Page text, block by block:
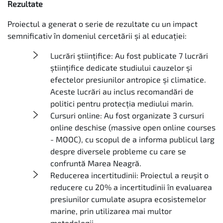
Rezultate
Proiectul a generat o serie de rezultate cu un impact
semnificativ în domeniul cercetării și al educației:
Lucrări științifice: Au fost publicate 7 lucrări
științifice dedicate studiului cauzelor și
efectelor presiunilor antropice și climatice.
Aceste lucrări au inclus recomandări de
politici pentru protecția mediului marin.
Cursuri online: Au fost organizate 3 cursuri
online deschise (massive open online courses
- MOOC), cu scopul de a informa publicul larg
despre diversele probleme cu care se
confruntă Marea Neagră.
Reducerea incertitudinii: Proiectul a reușit o
reducere cu 20% a incertitudinii în evaluarea
presiunilor cumulate asupra ecosistemelor
marine, prin utilizarea mai multor